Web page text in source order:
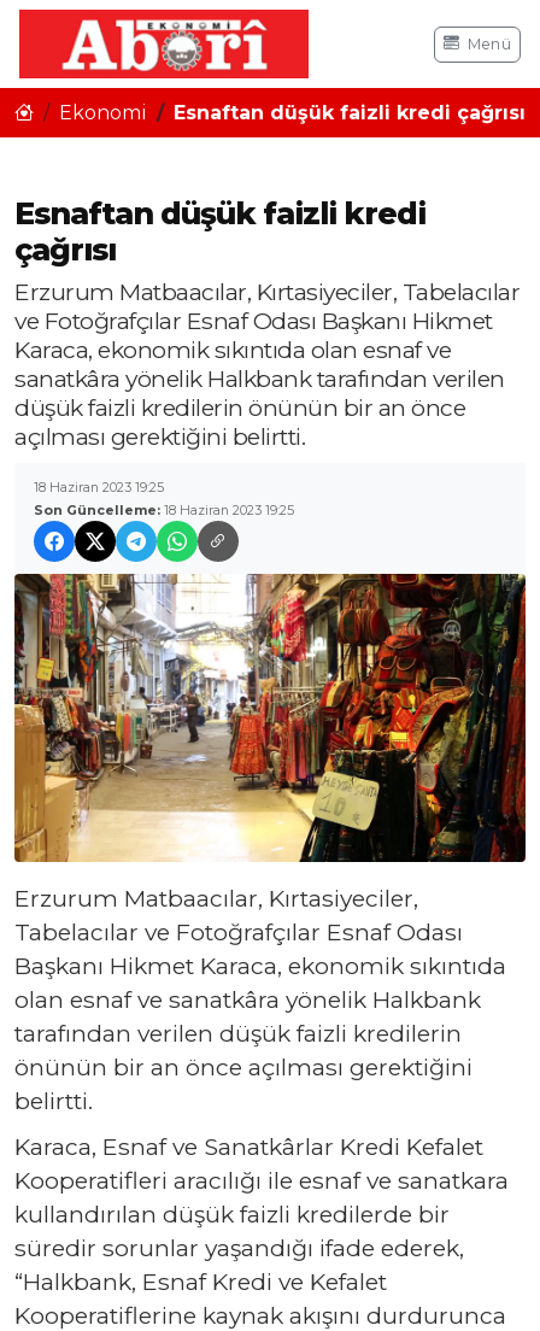
Menü
Ekonomi Esnaftan düşük faizli kredi çağrısı
Esnaftan düşük faizli kredi
çağrısı
Erzurum Matbaacılar, Kırtasiyeciler, Tabelacılar
ve Fotoğrafçılar Esnaf Odası Başkanı Hikmet
Karaca, ekonomik sıkıntıda olan esnaf ve
sanatkâra yönelik Halkbank tarafından verilen
düşük faizli kredilerin önünün bir an önce
açılması gerektiğini belirtti.
18 Haziran 2023 19:25
Son Güncelleme: 18 Haziran 2023 19:25
Erzurum Matbaacılar, Kırtasiyeciler,
Tabelacılar ve Fotoğrafçılar Esnaf Odası
Başkanı Hikmet Karaca, ekonomik sıkıntıda
olan esnaf ve sanatkâra yönelik Halkbank
tarafından verilen düşük faizli kredilerin
önünün bir an önce açılması gerektiğini
belirtti.
Karaca, Esnaf ve Sanatkârlar Kredi Kefalet
Kooperatifleri aracılığı ile esnaf ve sanatkara
kullandırılan düşük faizli kredilerde bir
süredir sorunlar yaşandığı ifade ederek,
“Halkbank, Esnaf Kredi ve Kefalet
Kooperatiflerine kaynak akışını durdurunca